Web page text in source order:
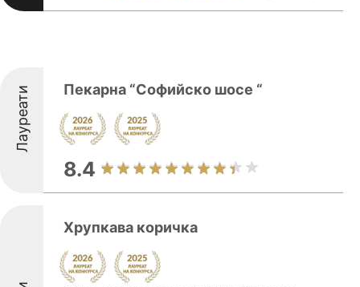
Лауреати Пекарна “Софийско шосе “
8.4
Хрупкава коричка